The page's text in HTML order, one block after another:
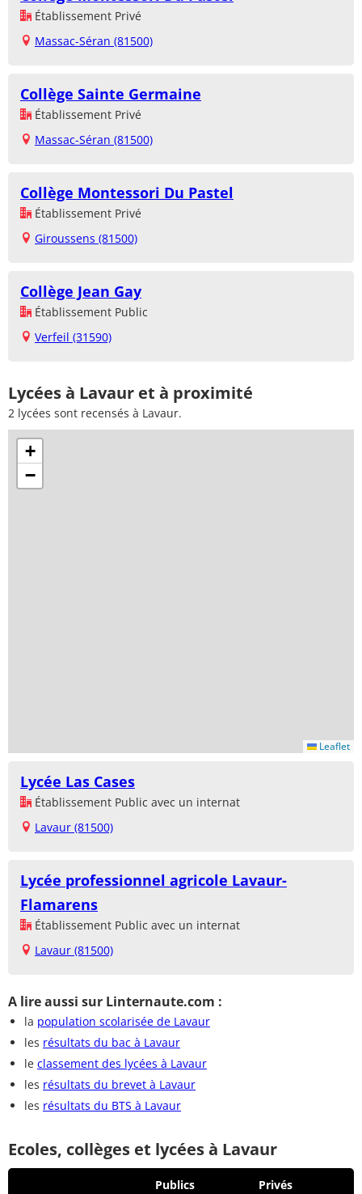
Établissement Privé
Massac-Séran (81500)
Collège Sainte Germaine
Établissement Privé
Massac-Séran (81500)
Collège Montessori Du Pastel
Établissement Privé
Giroussens (81500)
Collège Jean Gay
Établissement Public
Verfeil (31590)
Lycées à Lavaur et à proximité
2 lycées sont recensés à Lavaur.
+
−
Leaflet
Lycée Las Cases
Établissement Public avec un internat
Lavaur (81500)
Lycée professionnel agricole Lavaur-
Flamarens
Établissement Public avec un internat
Lavaur (81500)
A lire aussi sur Linternaute.com :
la population scolarisée de Lavaur
les résultats du bac à Lavaur
le classement des lycées à Lavaur
les résultats du brevet à Lavaur
les résultats du BTS à Lavaur
Ecoles, collèges et lycées à Lavaur
Publics Privés